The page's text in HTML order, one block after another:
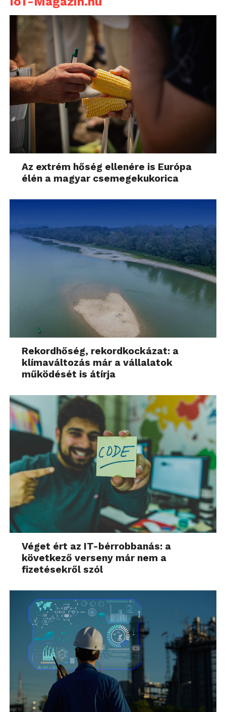
Az extrém hőség ellenére is Európa
élén a magyar csemegekukorica
Rekordhőség, rekordkockázat: a
klímaváltozás már a vállalatok
működését is átírja
Véget ért az IT-bérrobbanás: a
következő verseny már nem a
fizetésekről szól